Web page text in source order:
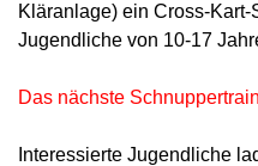
Kläranlage) ein Cross-
Jugendliche von 10-17
Das nächste
Interessierte Jugendliche